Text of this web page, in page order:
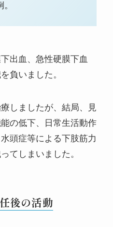
出血、急性硬膜下血
負いました。
しましたが、結局、見
の低下、日常生活動作
頭症等による下肢筋力
てしまいました。
後の活動